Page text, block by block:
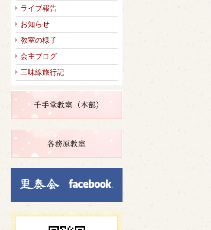
ライブ報告
お知らせ
教室の様子
会主ブログ
三味線旅行記